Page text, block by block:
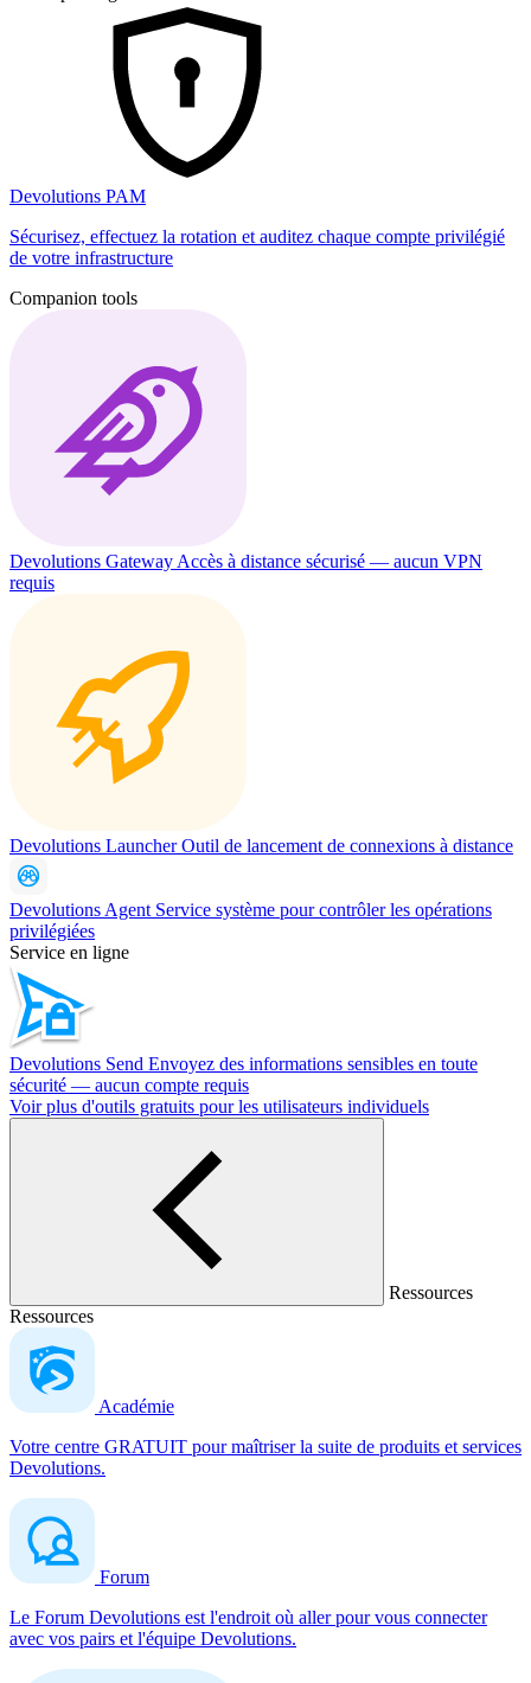
Devolutions PAM
Sécurisez, effectuez la rotation et auditez chaque compte privilégié
de votre infrastructure
Companion tools
Devolutions Gateway Accès à distance sécurisé — aucun VPN
requis
Devolutions LauncherOutil de lancement de connexions à distance
Devolutions Agent Service système pour contrôler les opérations
privilégiées
Service en ligne
Devolutions Send Envoyez des informations sensibles en toute
sécurité — aucun compte requis
Voir plus d'outils gratuits pour les utilisateurs individuels
Ressources
Ressources
Académie
Votre centre GRATUIT pour maîtriser la suite de produits et services
Devolutions.
Forum
Le Forum Devolutions est l'endroit où aller pour vous connecter
avec vos pairs et l'équipe Devolutions.